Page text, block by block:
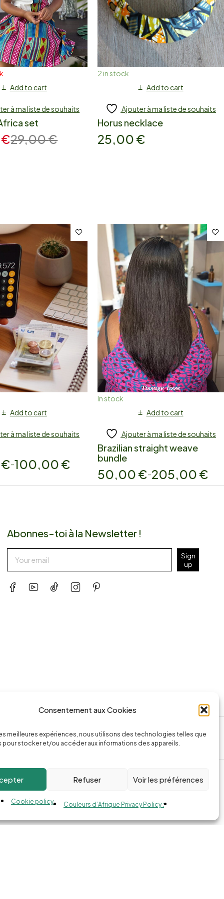
Consentement aux Cookies
meilleures expériences, nous utilisons des technologies telles que
stocker et/ou accéder aux informations des appareils.
Refuser Voir les préférences
Cookie policy Couleurs d’Afrique Privacy Policy :
Add to cart
à ma liste de souhaits
set
29,00€
€
2 in stock
Add to cart
Ajouter à ma liste de souhaits
Horus necklace
25,00 €
Add to cart
à ma liste de souhaits
€–100,00 €
In stock
Add to cart
Ajouter à ma liste de souhaits
Brazilian straight weave
bundle
50,00 €–205,00 €
Abonnes-toi à la Newsletter !
Sign
up
Appeler la boutique
(+262) 0262 43 50 38